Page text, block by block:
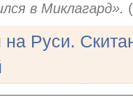
в Миклагард».
Руси.